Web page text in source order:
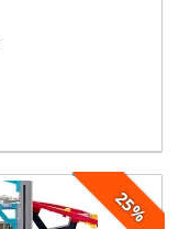
25%